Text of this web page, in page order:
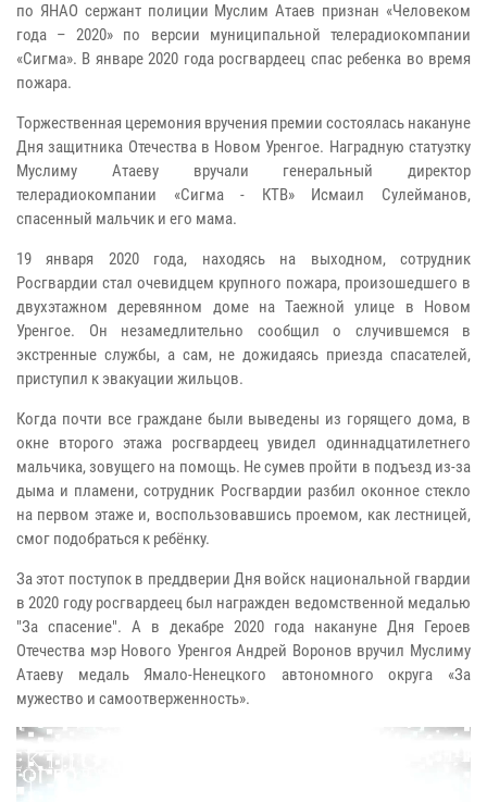
по ЯНАО сержант полиции Муслим Атаев признан «Человеком
года – 2020» по версии муниципальной телерадиокомпании
«Сигма». В январе 2020 года росгвардеец спас ребенка во время
пожара.
Торжественная церемония вручения премии состоялась накануне
Дня защитника Отечества в Новом Уренгое. Наградную статуэтку
Муслиму Атаеву вручали генеральный директор
телерадиокомпании «Сигма - КТВ» Исмаил Сулейманов,
спасенный мальчик и его мама.
19 января 2020 года, находясь на выходном, сотрудник
Росгвардии стал очевидцем крупного пожара, произошедшего в
двухэтажном деревянном доме на Таежной улице в Новом
Уренгое. Он незамедлительно сообщил о случившемся в
экстренные службы, а сам, не дожидаясь приезда спасателей,
приступил к эвакуации жильцов.
Когда почти все граждане были выведены из горящего дома, в
окне второго этажа росгвардеец увидел одиннадцатилетнего
мальчика, зовущего на помощь. Не сумев пройти в подъезд из-за
дыма и пламени, сотрудник Росгвардии разбил оконное стекло
на первом этаже и, воспользовавшись проемом, как лестницей,
смог подобраться к ребёнку.
За этот поступок в преддверии Дня войск национальной гвардии
в 2020 году росгвардеец был награжден ведомственной медалью
"За спасение". А в декабре 2020 года накануне Дня Героев
Отечества мэр Нового Уренгоя Андрей Воронов вручил Муслиму
Атаеву медаль Ямало-Ненецкого автономного округа «За
мужество и самоотверженность».